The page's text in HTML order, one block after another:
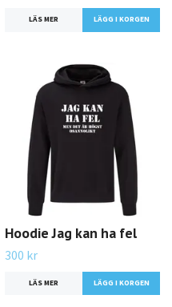
LÄS MER LÄGG I KORGEN
Hoodie Jag kan ha fel
300 kr
LÄS MER LÄGG I KORGEN